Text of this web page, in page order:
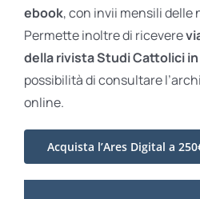
ebook, con invii mensili delle
Permette inoltre di ricevere
della rivista Studi Cattolici
possibilità di consultare
online.
Acquista l’Ares Digital a